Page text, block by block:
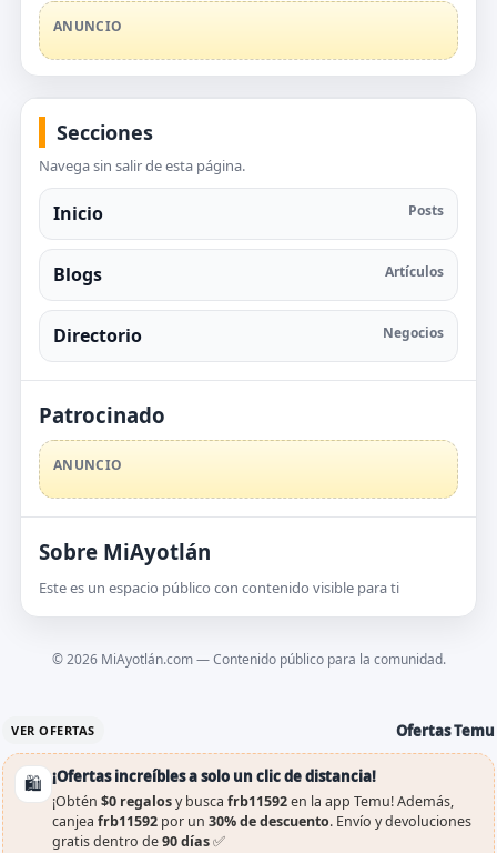
ANUNCIO
Secciones
Navega sin salir de esta página.
Inicio Posts
Blogs Artículos
Directorio Negocios
Patrocinado
ANUNCIO
Sobre MiAyotlán
Este es un espacio público con contenido visible para ti
©2026MiAyotlán.com — Contenido público para la comunidad.
VER OFERTAS Ofertas Temu
🛍️ ¡Ofertas increíbles a solo un clic de distancia!
¡Obtén $0 regalosy busca frb11592en la app Temu! Además,
canjea frb11592 por un 30% de descuento. Envío y devoluciones
gratis dentro de90 días✅